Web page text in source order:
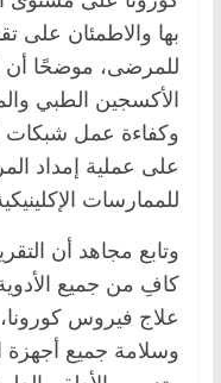
بها والاطمئان على
للمرضى، موضحًا أن
الأكسجين الطبي
وكفاءة عمل شبكات
على عملية إمداد
للممارسات
وتابع مجاهد أن
كافِ من جميع الأدوية
علاج فيروس
وسلامة جميع أجهزة